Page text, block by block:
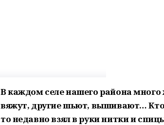
В каждом селе нашего района
вяжут, другие шьют, вышивают…
то недавно взял в руки нитки и